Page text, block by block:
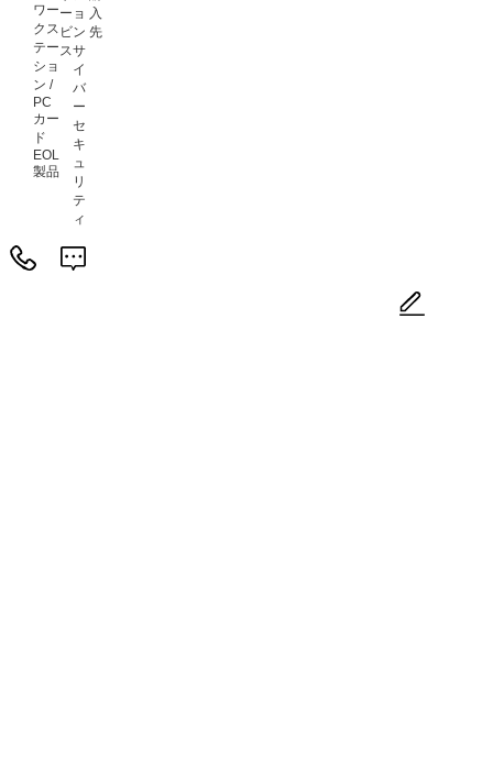
ワー
クス
テー
ショ
ン /
PC
カー
ド
EOL
製品
ー
ビ
ス
ョ
ン
サ
イ
バ
ー
セ
キ
ュ
リ
テ
ィ
入
先